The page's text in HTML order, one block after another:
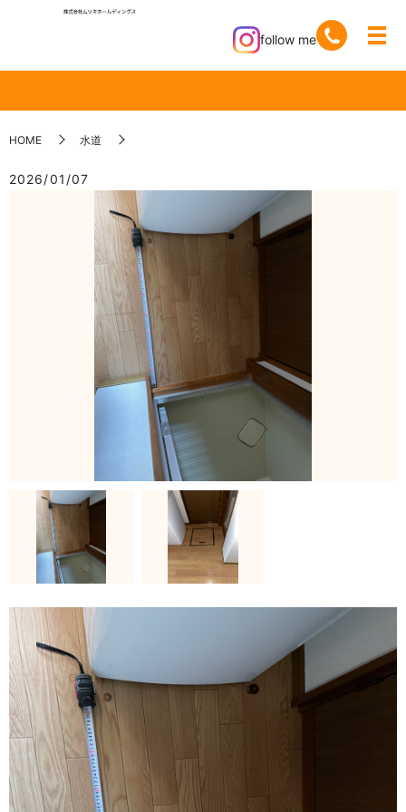
follow me
HOME 水道
2026/01/07